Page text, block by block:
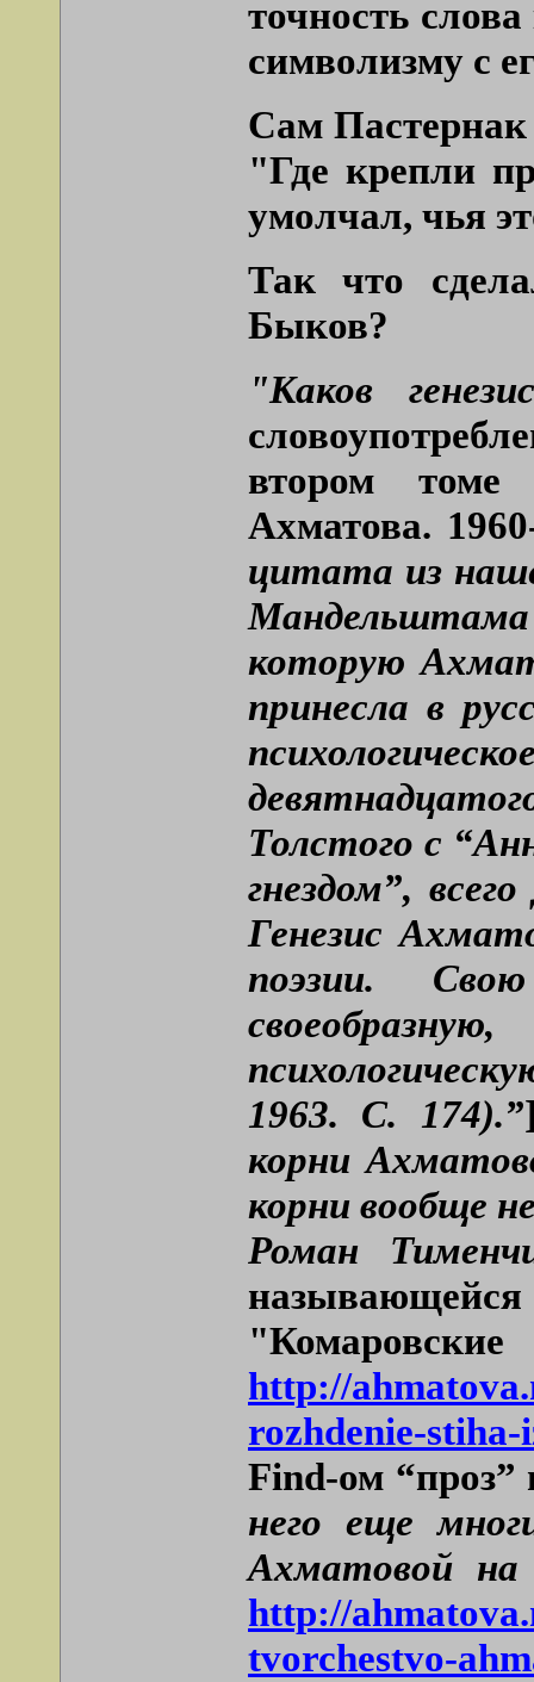
точность
символизму с
Сам
"Где крепли
умолчал, чья
Так что
Быков?
"Каков
втором
Ахматова.
цитата из
которую
принесла в
Толстого с
гнездом”,
Генезис
поэзии.
1963. С. 174).”
корни
корни вообще
Роман
http://
rozhdenie-
Find-ом “проз”
него еще
Ахматовой на
http://
tvorchestvo-